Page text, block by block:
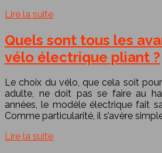
Lire la suite
Quels sont tous les
vélo électrique pliant ?
Le choix du vélo, que cela soit
adulte, ne doit pas se faire au
années, le modèle électrique fait
Comme particularité, il s’avère
Lire la suite